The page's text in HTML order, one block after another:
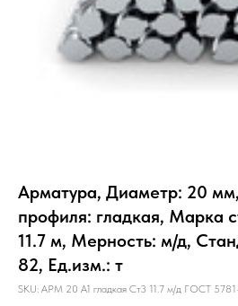
Арматура, Диаметр: 20
профиля: гладкая, Марка
11.7 м, Мерность: м/д,
82, Ед.изм.: т
SKU: АРМ 20 А1 гладкая Ст3 11.7 м/д ГОСТ